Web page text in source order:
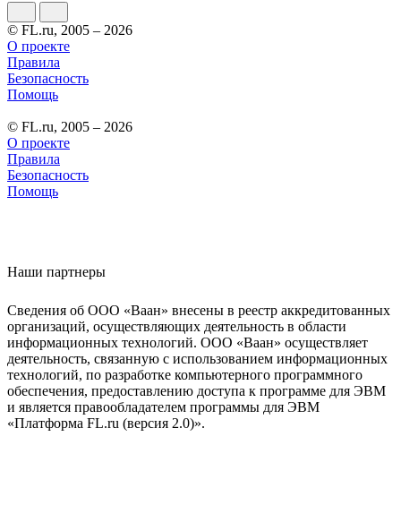
© FL.ru, 2005 – 2026
О проекте
Правила
Безопасность
Помощь
© FL.ru, 2005 – 2026
О проекте
Правила
Безопасность
Помощь
Наши партнеры
Сведения об ООО «Ваан» внесены в реестр аккредитованных
организаций, осуществляющих деятельность в области
информационных технологий. ООО «Ваан» осуществляет
деятельность, связанную с использованием информационных
технологий, по разработке компьютерного программного
обеспечения, предоставлению доступа к программе для ЭВМ
и является правообладателем программы для ЭВМ
«Платформа FL.ru (версия 2.0)».